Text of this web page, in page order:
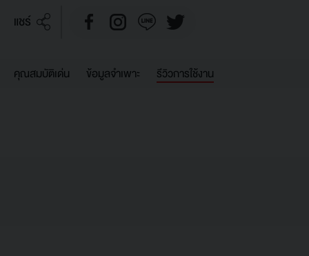
แชร์
คุณสมบัติเด่น ข้อมูลจำเพาะ รีวิวการใช้งาน